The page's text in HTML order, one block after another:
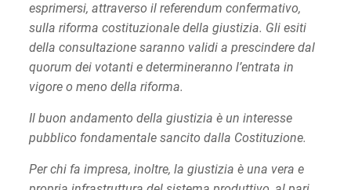
esprimersi, attraverso il referendum confermativo,
sulla riforma costituzionale della giustizia. Gli esiti
della consultazione saranno validi a prescindere dal
quorum dei votanti e determineranno l’entrata in
vigore o meno della riforma.
Il buon andamento della giustizia è un interesse
pubblico fondamentale sancito dalla Costituzione.
Per chi fa impresa, inoltre, la giustizia è una vera e